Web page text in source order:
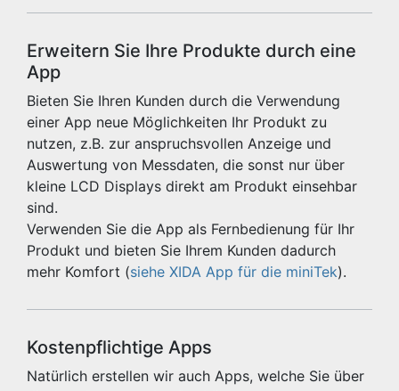
Erweitern Sie Ihre Produkte durch eine
App
Bieten Sie Ihren Kunden durch die Verwendung
einer App neue Möglichkeiten Ihr Produkt zu
nutzen, z.B. zur anspruchsvollen Anzeige und
Auswertung von Messdaten, die sonst nur über
kleine LCD Displays direkt am Produkt einsehbar
sind.
Verwenden Sie die App als Fernbedienung für Ihr
Produkt und bieten Sie Ihrem Kunden dadurch
mehr Komfort (siehe XIDA App für die miniTek).
Kostenpflichtige Apps
Natürlich erstellen wir auch Apps, welche Sie über